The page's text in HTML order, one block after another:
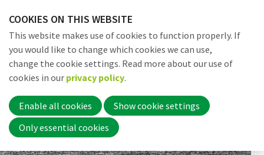
links
Jump
to
navigation
to
main
content
COOKIES ON THIS WEBSITE
This website makes use of cookies to function properly. If
you would like to change which cookies we can use,
change the cookie settings. Read more about our use of
cookies in our privacy policy.
Enable all cookies
Show cookie settings
Only essential cookies